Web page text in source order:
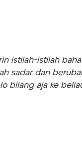
istilah-istilah
sadar dan
bilang aja ke